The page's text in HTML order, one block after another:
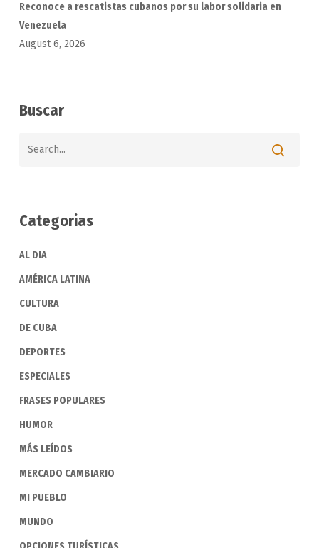
Reconoce a rescatistas cubanos por su labor solidaria en
Venezuela
August 6, 2026
Buscar
Categorias
AL DIA
AMÉRICA LATINA
CULTURA
DE CUBA
DEPORTES
ESPECIALES
FRASES POPULARES
HUMOR
MÁS LEÍDOS
MERCADO CAMBIARIO
MI PUEBLO
MUNDO